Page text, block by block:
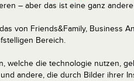
– aber das ist eine ganz
von Friends&Family, Business
Bereich.
welche die technologie nutzen,
andere, die durch Bilder ihrer